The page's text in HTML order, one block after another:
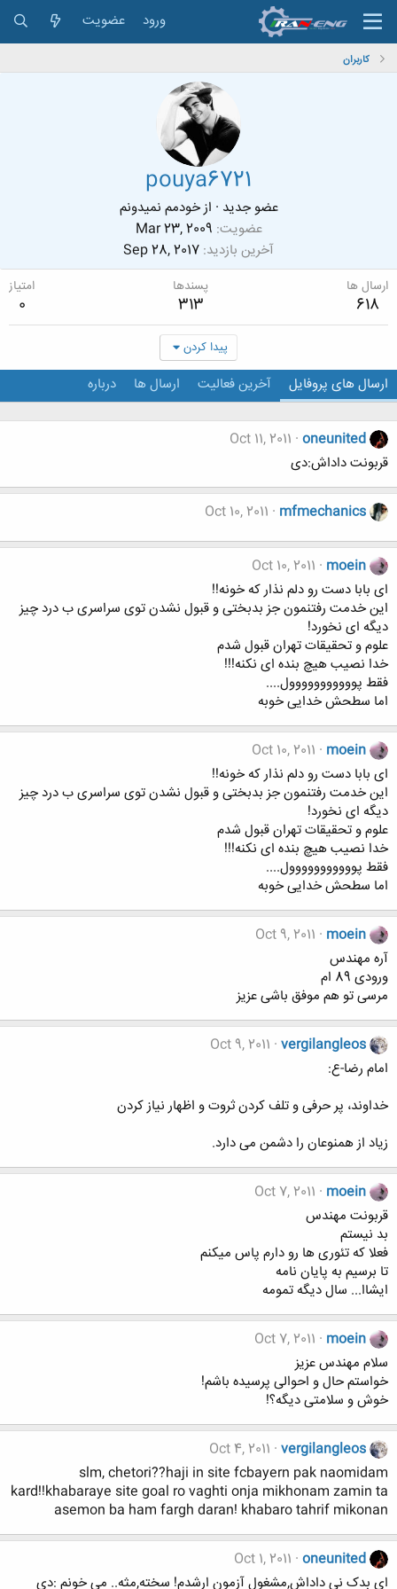
ورود عضویت
کاربران
pouya6721
عضو جدید · ازخودمم نمیدونم
عضویت Mar 23, 2009
آخرین بازدید Sep 28, 2017
ارسال ها
618
پسندها
313
امتیاز
0
پیدا کردن
ارسال های پروفایل آخرین فعالیت ارسال ها درباره
oneunited
Oct 11, 2011
قربونت داداش:دی
mfmechanics
Oct 10, 2011
moein
Oct 10, 2011
ای بابا دست رو دلم نذار که خونه!!
این خدمت رفتنمون جز بدبختی و قبول نشدن توی سراسری ب درد چیز
دیگه ای نخورد!
علوم و تحقیقات تهران قبول شدم
خدا نصیب هیچ بنده ای نکنه!!!
فقط پووووووووووول....
اما سطحش خدایی خوبه
moein
Oct 10, 2011
ای بابا دست رو دلم نذار که خونه!!
این خدمت رفتنمون جز بدبختی و قبول نشدن توی سراسری ب درد چیز
دیگه ای نخورد!
علوم و تحقیقات تهران قبول شدم
خدا نصیب هیچ بنده ای نکنه!!!
فقط پووووووووووول....
اما سطحش خدایی خوبه
moein
Oct 9, 2011
آره مهندس
ورودی 89 ام
مرسی تو هم موفق باشی عزیز
vergilangleos
Oct 9, 2011
امام رضا-ع:
خداوند، پر حرفی و تلف کردن ثروت و اظهار نیاز کردن
زیاد از همنوعان را دشمن می دارد.
moein
Oct 7, 2011
قربونت مهندس
بد نیستم
فعلا که تئوری ها رو دارم پاس میکنم
تا برسیم به پایان نامه
ایشاا... سال دیگه تمومه
moein
Oct 7, 2011
سلام مهندس عزیز
خواستم حال و احوالی پرسیده باشم!
خوش و سلامتی دیگه؟!
vergilangleos
Oct 4, 2011
slm, chetori??haji in site fcbayern pak naomidam
kard!!khabaraye site goal ro vaghti onja mikhonam zamin ta
asemon ba ham fargh daran! khabaro tahrif mikonan
oneunited
Oct 1, 2011
ای بدک نی داداش,مشغول آزمون ارشدم! سخته,مثه.. می خونم :دی